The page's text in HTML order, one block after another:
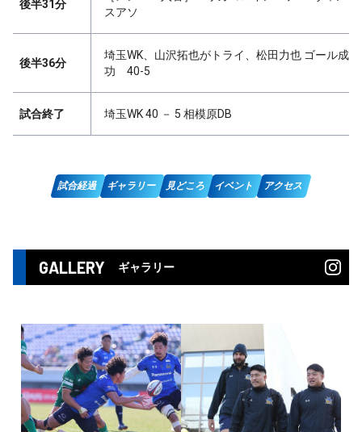
後半31分
スアソ
後半36分
埼玉WK、山沢拓也がトライ、松田力也 ゴール成
功 40-5
試合終了 埼玉WK 40 － 5 相模原DB
試合経過 ギャラリー 見どころ イベント アクセス
GALLERY ギャラリー